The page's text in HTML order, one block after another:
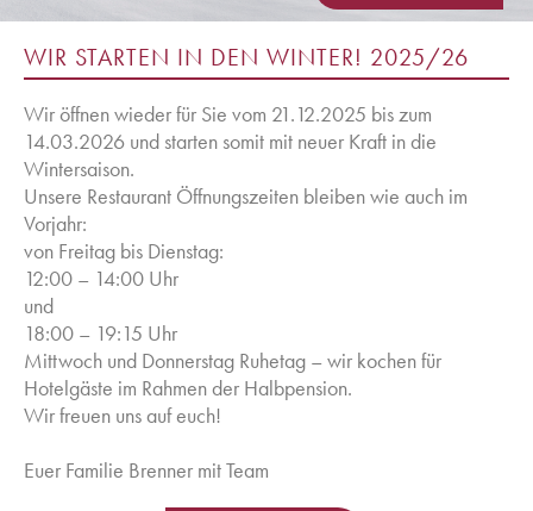
WIR STARTEN IN DEN WINTER! 2025/26
Wir öffnen wieder für Sie vom 21.12.2025 bis zum
14.03.2026 und starten somit mit neuer Kraft in die
Wintersaison.
Unsere Restaurant Öffnungszeiten bleiben wie auch im
Vorjahr:
von Freitag bis Dienstag:
12:00 – 14:00 Uhr
und
18:00 – 19:15 Uhr
Mittwoch und Donnerstag Ruhetag – wir kochen für
Hotelgäste im Rahmen der Halbpension.
Wir freuen uns auf euch!
Euer Familie Brenner mit Team